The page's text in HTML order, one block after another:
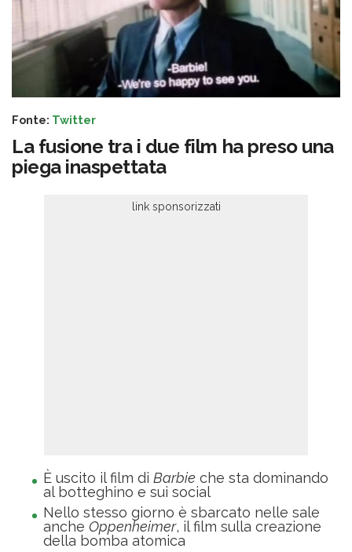
Fonte: Twitter
La fusione tra i due film ha preso una
piega inaspettata
È uscito il film di Barbie che sta dominando
al botteghino e sui social
Nello stesso giorno è sbarcato nelle sale
anche Oppenheimer, il film sulla creazione
della bomba atomica